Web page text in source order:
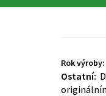
Rok výroby:
Ostatní: